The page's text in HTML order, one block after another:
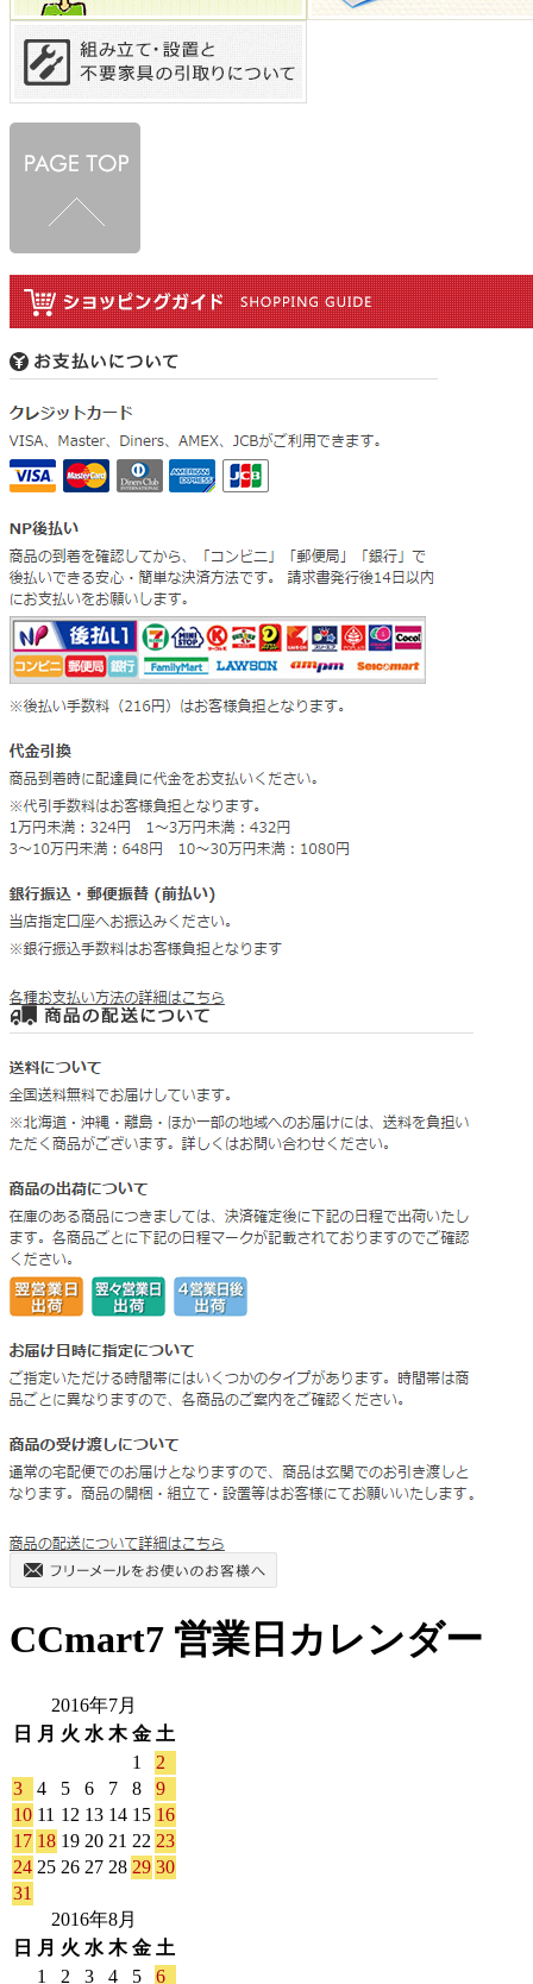
CCmart7 営業日カレンダー
2016年7月
日
月 火 水 木 金 土
1
2
3
4 5 6 7 8
9
10 11 12 13 14 15 16
17 18 19 20 21 22 23
24 25 26 27 28 29 30
31
2016年8月
日
月 火 水 木 金 土
1
2 3 4 5 6